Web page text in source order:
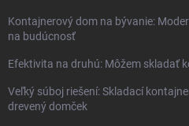
Kontajnerový dom na bývanie:
na budúcnosť
Efektivita na druhú: Môžem skladať
Veľký súboj riešení: Skladací
drevený domček